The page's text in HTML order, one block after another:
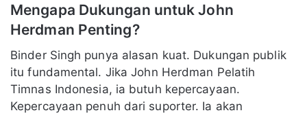
Mengapa Dukungan untuk John
Herdman Penting?
Binder Singh punya alasan kuat. Dukungan publik
itu fundamental. Jika John Herdman Pelatih
Timnas Indonesia, ia butuh kepercayaan.
Kepercayaan penuh dari suporter. Ia akan